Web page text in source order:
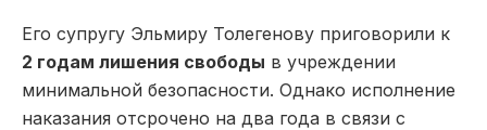
Его супругу Эльмиру Толегенову приговорили к
2 годам лишения свободы в учреждении
минимальной безопасности. Однако исполнение
наказания отсрочено на два года в связи с